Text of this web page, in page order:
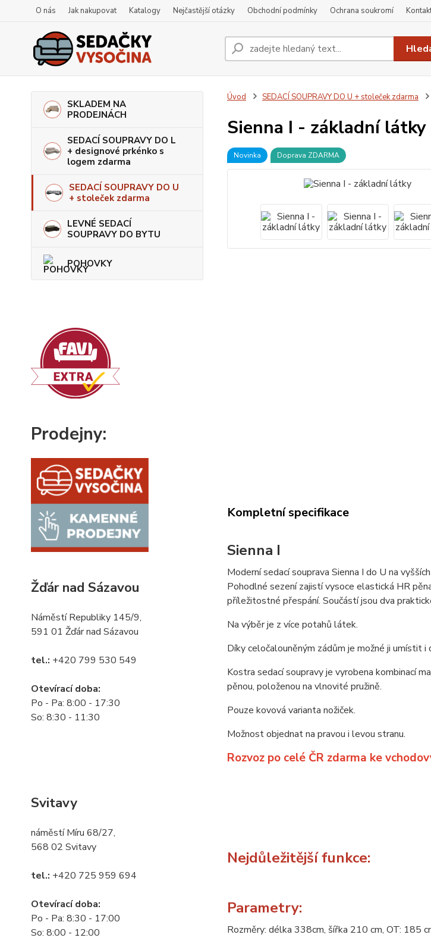
O nás Jak nakupovat Katalogy Nejčastější otázky Obchodní podmínky Ochrana soukromí
SKLADEM NA
PRODEJNÁCH
SEDACÍ SOUPRAVY DO L
+ designové prkénko s
logem zdarma
SEDACÍ SOUPRAVY DO U
+ stoleček zdarma
LEVNÉ SEDACÍ
SOUPRAVY DO BYTU
POHOVKY
Prodejny:
Žďár nad Sázavou
Náměstí Republiky 145/9,
591 01 Žďár nad Sázavou
tel.: +420 799 530 549
Otevírací doba:
Po - Pa: 8:00 - 17:30
So: 8:30 - 11:30
Svitavy
náměstí Míru 68/27,
568 02 Svitavy
tel.: +420 725 959 694
Otevírací doba:
Po - Pa: 8:30 - 17:00
So: 8:00 - 12:00
Úvod SEDACÍ SOUPRAVY DO U + stoleček zdarma
Sienna I - základní látky
Novinka Doprava ZDARMA
Kompletní specifikace
Sienna I
Moderní sedací souprava Sienna I do U na
Pohodlné sezení zajistí vysoce elastická HR
příležitostné přespání. Součástí jsou dva
Na výběr je z více potahů látek.
Díky celočalouněným zádům je možné ji umístit i
Kostra sedací soupravy je vyrobena kombinací
pěnou, položenou na vlnovité pružině.
Pouze kovová varianta nožiček.
Možnost objednat na pravou i levou stranu.
Rozvoz po celé ČR zdarma ke
Nejdůležitější funkce:
Parametry:
Rozměry: délka 338cm, šířka 210 cm, OT: 185